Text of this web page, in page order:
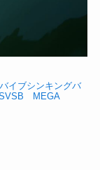
イブシンキングバ
MEGA